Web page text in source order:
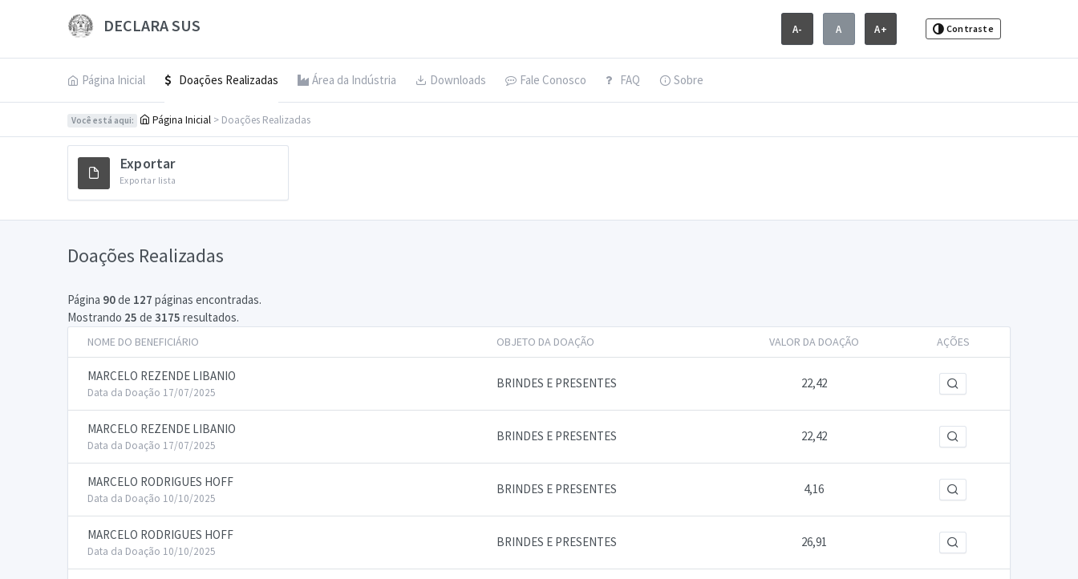
DECLARA SUS A- A A+ Contraste
Página Inicial Doações Realizadas Área da Indústria Downloads Fale Conosco FAQ Sobre
Você está aqui: Página Inicial > Doações Realizadas
Exportar
Exportar lista
Doações Realizadas
Página 90de 127 páginas encontradas.
Mostrando 25 de 3175 resultados.
NOME DO BENEFICIÁRIO OBJETO DA DOAÇÃO VALOR DA DOAÇÃO AÇÕES
MARCELO REZENDE LIBANIO
Data da Doação 17/07/2025
BRINDES E PRESENTES 22,42
MARCELO REZENDE LIBANIO
Data da Doação 17/07/2025
BRINDES E PRESENTES 22,42
MARCELO RODRIGUES HOFF
Data da Doação 10/10/2025
BRINDES E PRESENTES 4,16
MARCELO RODRIGUES HOFF
Data da Doação 10/10/2025
BRINDES E PRESENTES 26,91